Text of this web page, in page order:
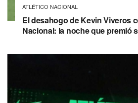
ATLÉTICO NACIONAL
El desahogo de Kevin Viveros
Nacional: la noche que premió